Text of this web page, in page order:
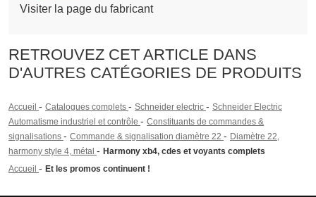
Visiter la page du fabricant
RETROUVEZ CET ARTICLE DANS
D'AUTRES CATÉGORIES DE PRODUITS
Accueil - Catalogues complets - Schneider electric - Schneider Electric
Automatisme industriel et contrôle - Constituants de commandes &
signalisations - Commande & signalisation diamètre 22 - Diamètre 22,
harmony style 4, métal - Harmony xb4, cdes et voyants complets
Accueil - Et les promos continuent !